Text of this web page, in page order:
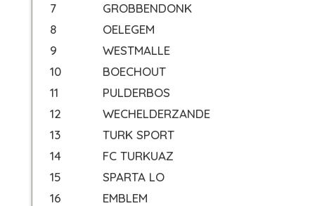
7
GROBBENDONK
8
OELEGEM
9
WESTMALLE
10
BOECHOUT
11
PULDERBOS
12
WECHELDERZANDE
13
TURK SPORT
14
FC TURKUAZ
15
SPARTA LO
16
EMBLEM